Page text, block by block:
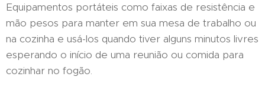
Equipamentos portáteis como faixas de resistência e
mão pesos para manter em sua mesa de trabalho ou
na cozinha e usá-los quando tiver alguns minutos livres
esperando o início de uma reunião ou comida para
cozinhar no fogão.